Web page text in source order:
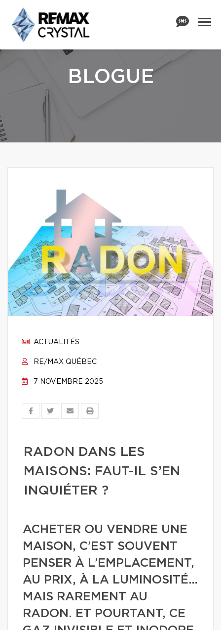
BLOGUE
ACTUALITÉS
RE/MAX QUÉBEC
7 NOVEMBRE 2025
RADON DANS LES
MAISONS: FAUT-IL S’EN
INQUIÉTER ?
ACHETER OU VENDRE UNE
MAISON, C’EST SOUVENT
PENSER À L’EMPLACEMENT,
AU PRIX, À LA LUMINOSITÉ…
MAIS RAREMENT AU
RADON. ET POURTANT, CE